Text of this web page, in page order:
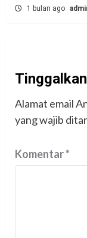
1 bulan ago
Alamat email
yang wajib
Komentar*